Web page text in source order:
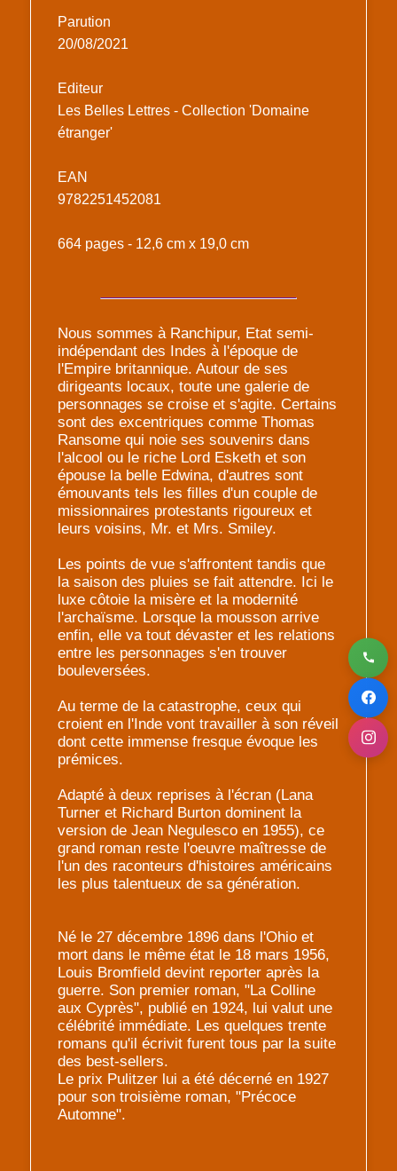
Parution
20/08/2021
Editeur
Les Belles Lettres - Collection 'Domaine
étranger'
EAN
9782251452081
664 pages - 12,6 cm x 19,0 cm
Nous sommes à Ranchipur, Etat semi-
indépendant des Indes à l'époque de
l'Empire britannique. Autour de ses
dirigeants locaux, toute une galerie de
personnages se croise et s'agite. Certains
sont des excentriques comme Thomas
Ransome qui noie ses souvenirs dans
l'alcool ou le riche Lord Esketh et son
épouse la belle Edwina, d'autres sont
émouvants tels les filles d'un couple de
missionnaires protestants rigoureux et
leurs voisins, Mr. et Mrs. Smiley.
Les points de vue s'affrontent tandis que
la saison des pluies se fait attendre. Ici le
luxe côtoie la misère et la modernité
l'archaïsme. Lorsque la mousson arrive
enfin, elle va tout dévaster et les relations
entre les personnages s'en trouver
bouleversées.
Au terme de la catastrophe, ceux qui
croient en l'Inde vont travailler à son réveil
dont cette immense fresque évoque les
prémices.
Adapté à deux reprises à l'écran (Lana
Turner et Richard Burton dominent la
version de Jean Negulesco en 1955), ce
grand roman reste l'oeuvre maîtresse de
l'un des raconteurs d'histoires américains
les plus talentueux de sa génération.
Né le 27 décembre 1896 dans l'Ohio et
mort dans le même état le 18 mars 1956,
Louis Bromfield devint reporter après la
guerre. Son premier roman, "La Colline
aux Cyprès", publié en 1924, lui valut une
célébrité immédiate. Les quelques trente
romans qu'il écrivit furent tous par la suite
des best-sellers.
Le prix Pulitzer lui a été décerné en 1927
pour son troisième roman, "Précoce
Automne".